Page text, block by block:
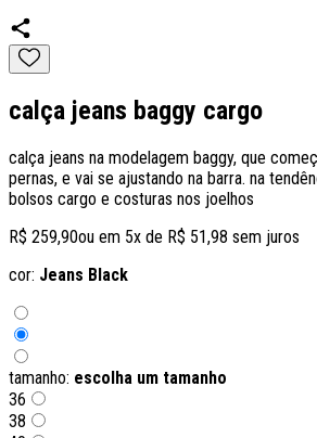
calça jeans baggy cargo
calça jeans na modelagem baggy, que
pernas, e vai se ajustando na barra. na
bolsos cargo e costuras nos joelhos
R$ 259,90ou em 5x de R$ 51,98 sem juros
cor: Jeans Black
tamanho: escolha um tamanho
36
38